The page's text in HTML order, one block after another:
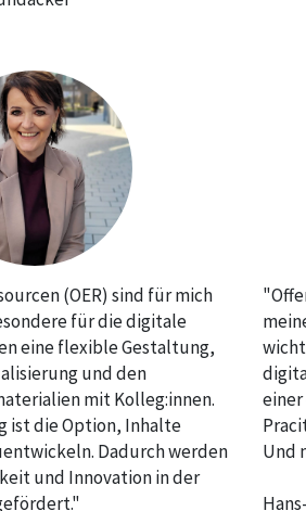
(OER) sind für mich
für die digitale
eine flexible Gestaltung,
und den
mit Kolleg:innen.
ist die Option, Inhalte
Dadurch werden
und Innovation in der
Und